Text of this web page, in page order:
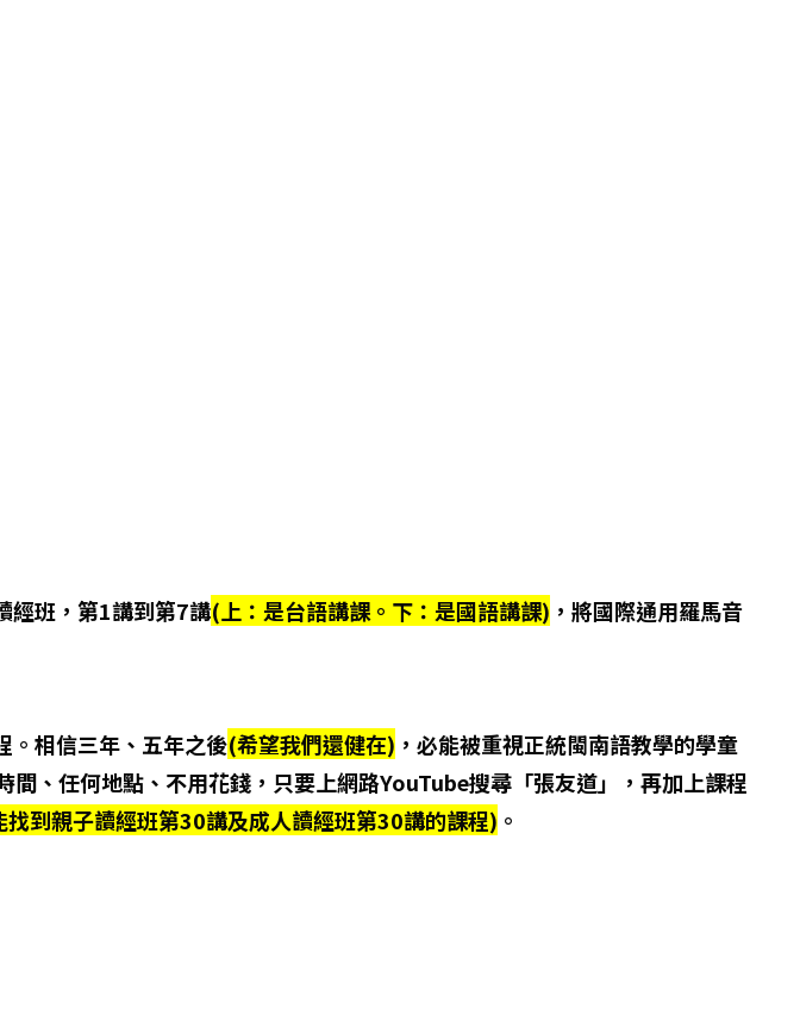
經班，第1講到第7講(上：是台語講課。下：是國語講課) ，將國際通用羅馬音
。相信三年、五年之後(希望我們還健在) ，必能被重視正統閩南語教學的學童
、任何地點、不用花錢，只要上網路YouTube搜尋「張友道」，再加上課程
到親子讀經班第30講及成人讀經班第30講的課程) 。